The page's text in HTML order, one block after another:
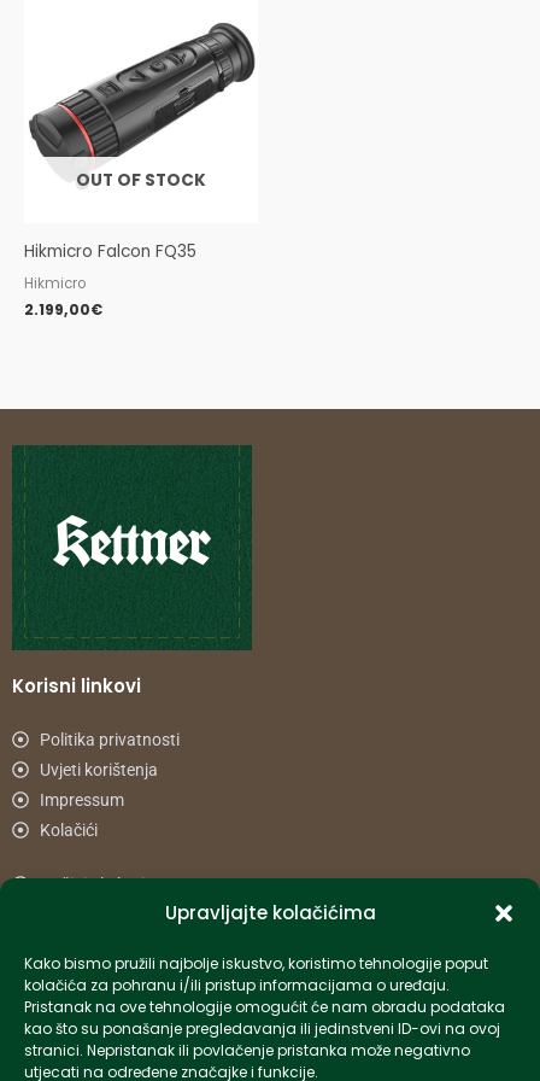
Upravljajte kolačićima
Kako bismo pružili najbolje iskustvo, koristimo tehnologije poput
kolačića za pohranu i/ili pristup informacijama o uređaju.
Pristanak na ove tehnologije omogućit će nam obradu podataka
kao što su ponašanje pregledavanja ili jedinstveni ID-ovi na ovoj
stranici. Nepristanak ili povlačenje pristanka može negativno
utjecati na određene značajke i funkcije.
OUT OF STOCK
Hikmicro Falcon FQ35
Hikmicro
2.199,00€
Korisni linkovi
Politika privatnosti
Uvjeti korištenja
Impressum
Kolačići
Načini plaćanja
Informacije
info-hr@kettner.com